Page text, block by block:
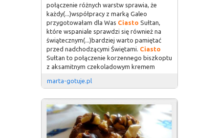
połączenie różnych warstw sprawia, że
każdy(...)współpracy z marką Galeo
przygotowałam dla Was Ciasto Sułtan,
które wspaniale sprawdzi się również na
świątecznym(...)bardziej warto pamiętać
przed nadchodzącymi Świętami. Ciasto
Sułtan to połączenie korzennego biszkoptu
z aksamitnym czekoladowym kremem
marta-gotuje.pl